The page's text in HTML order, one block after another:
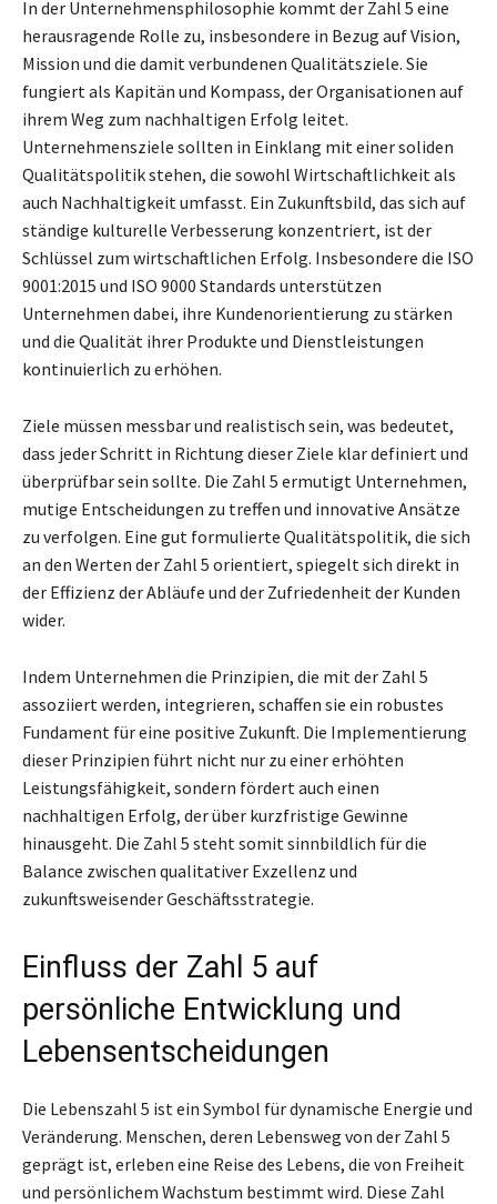
In der Unternehmensphilosophie kommt der Zahl 5 eine
herausragende Rolle zu, insbesondere in Bezug auf Vision,
Mission und die damit verbundenen Qualitätsziele. Sie
fungiert als Kapitän und Kompass, der Organisationen auf
ihrem Weg zum nachhaltigen Erfolg leitet.
Unternehmensziele sollten in Einklang mit einer soliden
Qualitätspolitik stehen, die sowohl Wirtschaftlichkeit als
auch Nachhaltigkeit umfasst. Ein Zukunftsbild, das sich auf
ständige kulturelle Verbesserung konzentriert, ist der
Schlüssel zum wirtschaftlichen Erfolg. Insbesondere die ISO
9001:2015 und ISO 9000 Standards unterstützen
Unternehmen dabei, ihre Kundenorientierung zu stärken
und die Qualität ihrer Produkte und Dienstleistungen
kontinuierlich zu erhöhen.
Ziele müssen messbar und realistisch sein, was bedeutet,
dass jeder Schritt in Richtung dieser Ziele klar definiert und
überprüfbar sein sollte. Die Zahl 5 ermutigt Unternehmen,
mutige Entscheidungen zu treffen und innovative Ansätze
zu verfolgen. Eine gut formulierte Qualitätspolitik, die sich
an den Werten der Zahl 5 orientiert, spiegelt sich direkt in
der Effizienz der Abläufe und der Zufriedenheit der Kunden
wider.
Indem Unternehmen die Prinzipien, die mit der Zahl 5
assoziiert werden, integrieren, schaffen sie ein robustes
Fundament für eine positive Zukunft. Die Implementierung
dieser Prinzipien führt nicht nur zu einer erhöhten
Leistungsfähigkeit, sondern fördert auch einen
nachhaltigen Erfolg, der über kurzfristige Gewinne
hinausgeht. Die Zahl 5 steht somit sinnbildlich für die
Balance zwischen qualitativer Exzellenz und
zukunftsweisender Geschäftsstrategie.
Einfluss der Zahl 5 auf
persönliche Entwicklung und
Lebensentscheidungen
Die Lebenszahl 5 ist ein Symbol für dynamische Energie und
Veränderung. Menschen, deren Lebensweg von der Zahl 5
geprägt ist, erleben eine Reise des Lebens, die von Freiheit
und persönlichem Wachstum bestimmt wird. Diese Zahl